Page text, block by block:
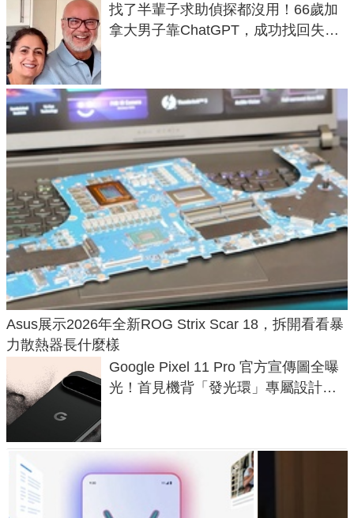
找了半輩子求助偵探都沒用！66歲加
拿大男子靠ChatGPT，成功找回失散
Asus展示2026年全新ROG Strix Scar 18，拆開看看暴
力散熱器長什麼樣
Google Pixel 11 Pro 官方宣傳圖全曝
光！首見機背「發光環」專屬設計、